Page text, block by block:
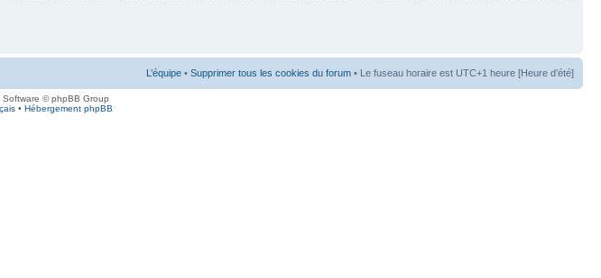
L’équipe • Supprimer tous les cookies du forum • Le fuseau horaire est UTC+1 heure [Heure d’été]
Software © phpBB Group
• Hébergement phpBB